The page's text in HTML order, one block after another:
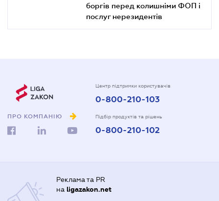
боргів перед колишніми ФОП і
послуг нерезидентів
ПРО КОМПАНІЮ
Центр підтримки користувачів
0-800-210-103
Підбір продуктів та рішень
0-800-210-102
Реклама та PR
на ligazakon.net